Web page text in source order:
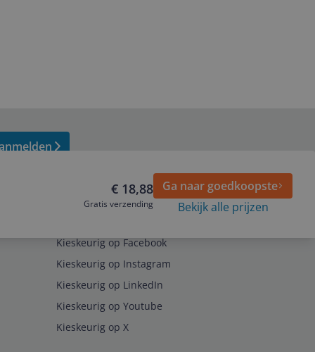
€ 18,88
Gratis verzending
Ga naar goedkoopste
Bekijk alle prijzen
Kieskeurig op Facebook
Kieskeurig op Instagram
Kieskeurig op LinkedIn
Kieskeurig op Youtube
Kieskeurig op X